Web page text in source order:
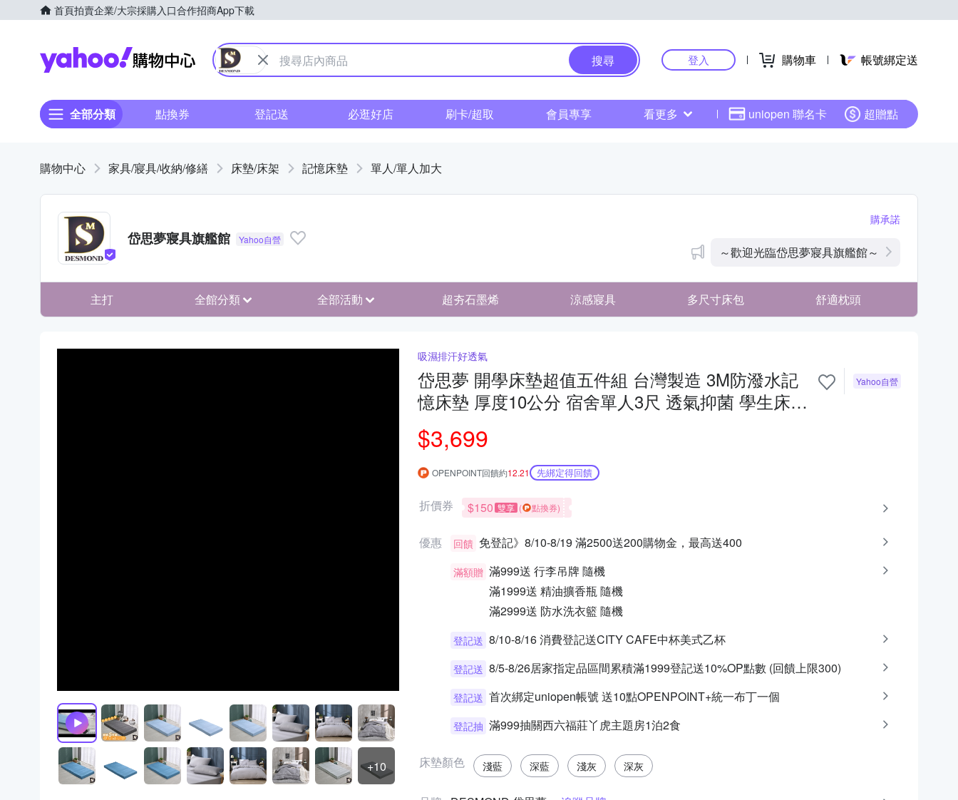
首頁拍賣企業/大宗採購入口合作招商App下載
Yahoo購物中心
搜尋 登入 購物車 帳號綁定送
全部分類 點換券 登記送 必逛好店 刷卡/超取 會員專享 看更多 uniopen 聯名卡 超贈點
購物中心 家具/寢具/收納/修繕 床墊/床架 記憶床墊 單人/單人加大
岱思夢寢具旗艦館
購承諾
～歡迎光臨岱思夢寢具旗艦館～
主打 全館分類 全部活動 超夯石墨烯 涼感寢具 多尺寸床包 舒適枕頭
+10
吸濕排汗好透氣
岱思夢 開學床墊超值五件組 台灣製造 3M防潑水記
憶床墊 厚度10公分 宿舍單人3尺 透氣抑菌 學生床墊
折疊 摺疊床墊 日式床墊
$3,699
Yahoo自營
OPENPOINT回饋約12.21 先綁定得回饋
折價券 $150 雙享 ( 點換券)
優惠 回饋 免登記》8/10-8/19 滿2500送200購物金，最高送400
滿額贈 滿999送 行李吊牌 隨機
滿1999送 精油擴香瓶 隨機
滿2999送 防水洗衣籃 隨機
登記送 8/10-8/16 消費登記送CITY CAFE中杯美式乙杯
登記送 8/5-8/26居家指定品區間累積滿1999登記送10%OP點數 (回饋上限300)
登記送 首次綁定uniopen帳號 送10點OPENPOINT+統一布丁一個
登記抽 滿999抽關西六福莊丫虎主題房1泊2食
床墊顏色 淺藍 深藍 淺灰 深灰